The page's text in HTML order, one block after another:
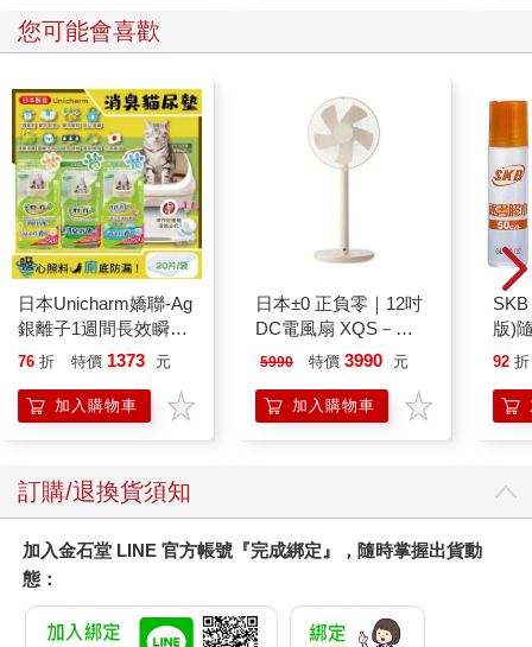
您可能會喜歡
日本Unicharm嬌聯-Ag
銀離子1週間長效瞬吸
乾爽寵物消臭大師貓尿
防滲漏貓尿布/可觀察
尿色貓潔墊補充包/本
76 折 特價 1373 元
加入購物車
日本±0 正負零｜12吋
DC電風扇 XQS－
Y620 象牙白
5990 特價 3990 元
加入購物車
版)
92 折
訂購/退換貨須知
加入金石堂 LINE 官方帳號『完成綁定』，隨時掌握出貨動
態：